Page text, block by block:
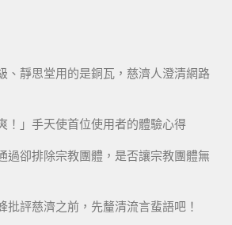
、靜思堂用的是銅瓦，慈濟人澄清網路
！」手天使首位使用者的體驗心得
過卻排除宗教團體，是否讓宗教團體無
批評慈濟之前，先釐清流言蜚語吧！